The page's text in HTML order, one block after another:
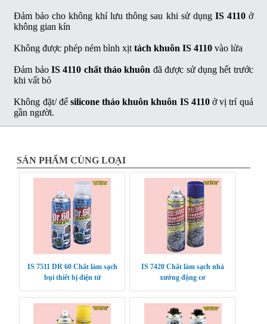
Đảm bảo cho không khí lưu thông sau khi sử dụng IS 4110ở
không gian kín
Không được phép ném bình xịttách khuôn IS 4110 vào lửa
Đảm bảoIS 4110 chất tháo khuôn đã được sử dụng hết trước
khi vất bỏ
Không đặt/ để silicone tháo khuôn khuôn IS 4110ở vị trí quá
gần người.
SẢN PHẨM CÙNG LOẠI
IS 7511 DR 60 Chất làm sạch
bụi thiết bị điện tử
IS 7420 Chất làm sạch nhà
xưởng động cơ